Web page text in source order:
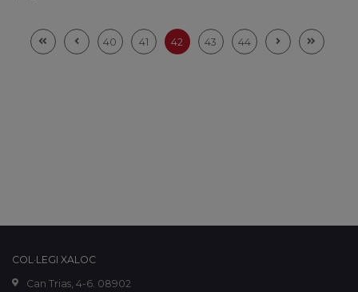
40 41 42 43 44
COL·LEGI XALOC
Can Trias, 4-6. 08902